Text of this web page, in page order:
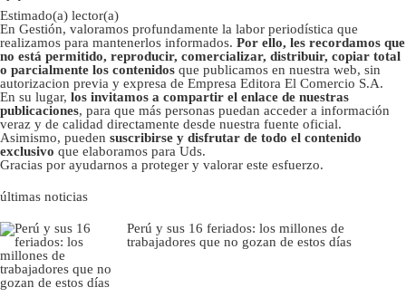
Estimado(a) lector(a)
En Gestión, valoramos profundamente la labor periodística que
realizamos para mantenerlos informados. Por ello, les recordamos que
no está permitido, reproducir, comercializar, distribuir, copiar total
o parcialmente los contenidos que publicamos en nuestra web, sin
autorizacion previa y expresa de Empresa Editora El Comercio S.A.
En su lugar, los invitamos a compartir el enlace de nuestras
publicaciones, para que más personas puedan acceder a información
veraz y de calidad directamente desde nuestra fuente oficial.
Asimismo, pueden suscribirse y disfrutar de todo el contenido
exclusivo que elaboramos para Uds.
Gracias por ayudarnos a proteger y valorar este esfuerzo.
últimas noticias
Perú y sus 16 feriados: los millones de
trabajadores que no gozan de estos días